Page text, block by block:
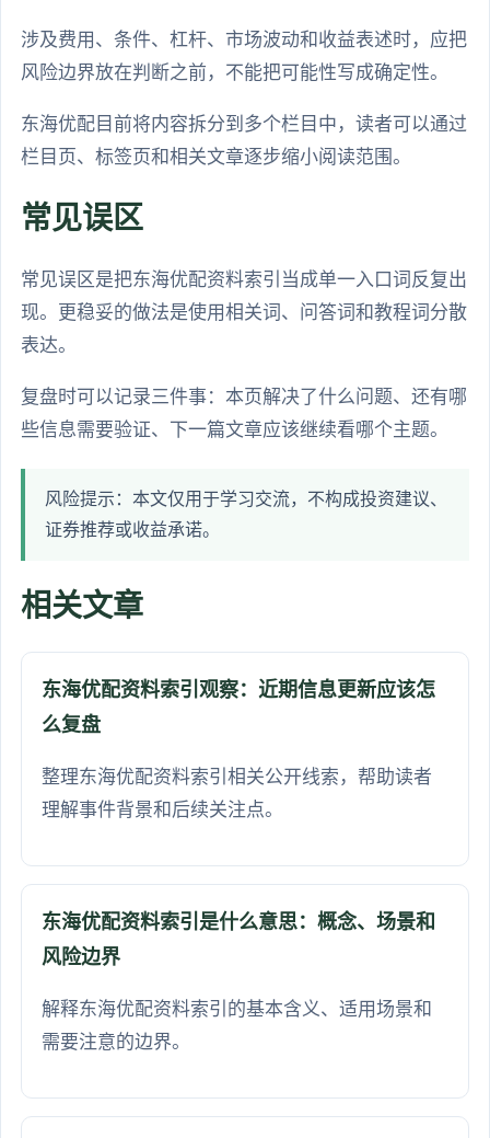
涉及费用、条件、杠杆、市场波动和收益表述时，应把
风险边界放在判断之前，不能把可能性写成确定性。
东海优配目前将内容拆分到多个栏目中，读者可以通过
栏目页、标签页和相关文章逐步缩小阅读范围。
常见误区
常见误区是把东海优配资料索引当成单一入口词反复出
现。更稳妥的做法是使用相关词、问答词和教程词分散
表达。
复盘时可以记录三件事：本页解决了什么问题、还有哪
些信息需要验证、下一篇文章应该继续看哪个主题。
风险提示：本文仅用于学习交流，不构成投资建议、
证券推荐或收益承诺。
相关文章
东海优配资料索引观察：近期信息更新应该怎
么复盘
整理东海优配资料索引相关公开线索，帮助读者
理解事件背景和后续关注点。
东海优配资料索引是什么意思：概念、场景和
风险边界
解释东海优配资料索引的基本含义、适用场景和
需要注意的边界。